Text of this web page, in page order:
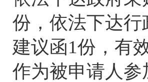
份，依法下达
建议函1份，有
作为被申请人